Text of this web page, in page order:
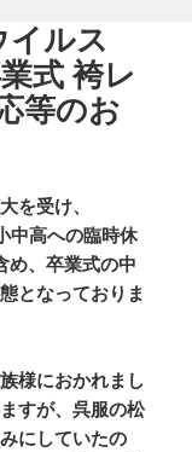
イルス
式 袴レ
等のお
を受け、
中高への臨時休
め、卒業式の中
となっておりま
様におかれまし
すが、呉服の松
にしていたの